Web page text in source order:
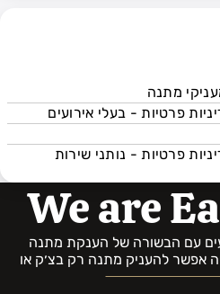
מתנה
פרטיות - בעלי אירועים
פרטיות - נותני שירות
We are
האירועים עם הבשורה של הענקת מתנה
אפשר להעניק מתנה רק בצ׳ק או